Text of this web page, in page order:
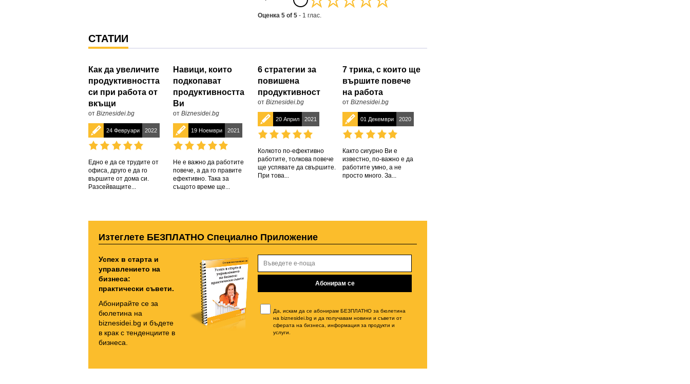
Оценка 5 of 5 - 1 глас.
СТАТИИ
Как да увеличите
продуктивността
си при работа от
вкъщи
от Biznesidei.bg
24 Февруари 2022
Едно е да се трудите от
офиса, друго е да го
вършите от дома си.
Разсейващите...
Навици, които
подкопават
продуктивността
Ви
от Biznesidei.bg
19 Ноември 2021
Не е важно да работите
повече, а да го правите
ефективно. Така за
същото време ще...
6 стратегии за
повишена
продуктивност
от Biznesidei.bg
20 Април 2021
Колкото по-ефективно
работите, толкова повече
ще успявате да свършите.
При това...
7 трика, с които ще
вършите повече
на работа
от Biznesidei.bg
01 Декември 2020
Както сигурно Ви е
известно, по-важно е да
работите умно, а не
просто много. За...
Изтеглете БЕЗПЛАТНО Специално Приложение
Успех в старта и
управлението на
бизнеса:
практически съвети.
Абонирайте се за
бюлетина на
biznesidei.bg и бъдете
в крак с тенденциите в
бизнеса.
Да, искам да се абонирам БЕЗПЛАТНО за бюлетина
на biznesidei.bg и да получавам новини и съвети от
сферата на бизнеса, информация за продукти и
услуги.